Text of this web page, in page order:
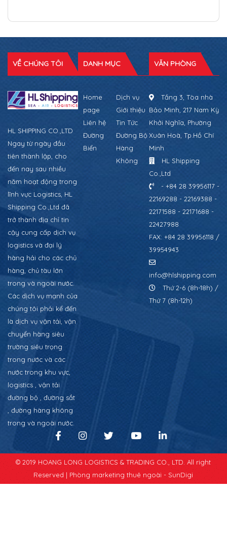
VỀ CHÚNG TÔI
HL SHIPPING CO.,LTD
Ngay từ ngày đầu
tiên thành lập, cho
đến nay sau nhiều
năm hoạt động trong
lĩnh vực Logistics, HL
Shipping Co.,Ltd đã
trở thành địa chỉ tin
cậy cung cấp dịch vụ
logistics và đại lý
hàng hải cho các chủ
hàng, chủ tàu lớn
trong và ngoài nước.
Các dịch vụ mạnh của
chúng tôi phải kể đến
là dịch vụ vận tải, vận
chuyển hàng siêu
trường siêu trọng
trong nước và các
nước trong khu vực,
logistics , vận tải
đường bộ , đường sắt
, đường hàng không
trong và ngoài nước.
DANH MỤC
Home
page
Dịch vụ
Giới thiệu
Liên hệ
Tin Tức
Đường
Biển
Đường Bộ
Hàng
Không
VĂN PHÒNG
Tầng 3, Tòa nhà
Bảo Minh, 217 Nam Kỳ
Khởi Nghĩa, Phường
Xuân Hoà, Tp.Hồ Chí
Minh
HL Shipping
Co.,Ltd
- +84 28 39956117 -
22169288 - 22169388 -
22171588 - 22171688 -
22427988
FAX: +84 28 39956118 /
39954943
info@hlshipping.com
Thứ 2-6 (8h-18h) /
Thứ 7 (8h-12h)
© 2019 HOANG LONG LOGISTICS & TRADING CO., LTD. All right
Reserved | Phòng marketing thuê ngoài - SunDigi